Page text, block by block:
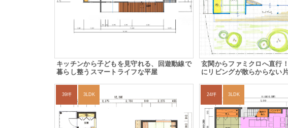
キッチンから子どもを見守れる、回遊動線で
暮らし整うスマートライフな平屋
玄関からファミクロへ直行
にリビングが散らからない
39坪 3LDK 24坪 3LDK